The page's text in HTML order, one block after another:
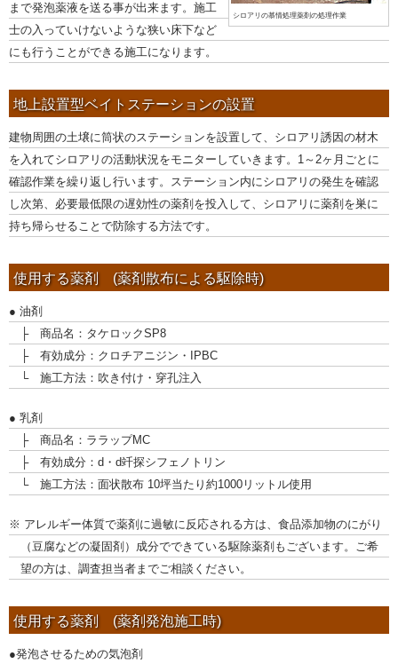
シロアリの慕情処理薬剤の処理作業
まで発泡薬液を送る事が出来ます。施工
士の入っていけないような狭い床下など
にも行うことができる施工になります。
地上設置型ベイトステーションの設置
建物周囲の土壌に筒状のステーションを設置して、シロアリ誘因の材木
を入れてシロアリの活動状況をモニターしていきます。1～2ヶ月ごとに
確認作業を繰り返し行います。ステーション内にシロアリの発生を確認
し次第、必要最低限の遅効性の薬剤を投入して、シロアリに薬剤を巣に
持ち帰らせることで防除する方法です。
使用する薬剤 (薬剤散布による駆除時)
● 油剤
├ 商品名：タケロックSP8
├ 有効成分：クロチアニジン・IPBC
└ 施工方法：吹き付け・穿孔注入
● 乳剤
├ 商品名：ララップMC
├ 有効成分：d・d竏探シフェノトリン
└ 施工方法：面状散布 10坪当たり約1000リットル使用
※ アレルギー体質で薬剤に過敏に反応される方は、食品添加物のにがり
（豆腐などの凝固剤）成分でできている駆除薬剤もございます。ご希
望の方は、調査担当者までご相談ください。
使用する薬剤 (薬剤発泡施工時)
●発泡させるための気泡剤